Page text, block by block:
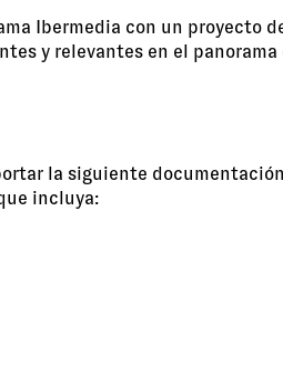
Ibermedia con un proyecto
y relevantes en el
la siguiente
incluya: